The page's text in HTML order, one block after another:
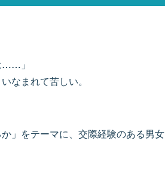
……」
なまれて苦しい。
」をテーマに、交際経験のある男女